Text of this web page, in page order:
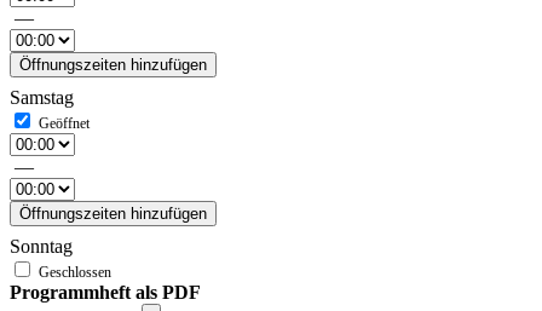
—
Öffnungszeiten hinzufügen
Samstag
—
Öffnungszeiten hinzufügen
Sonntag
Programmheft als PDF